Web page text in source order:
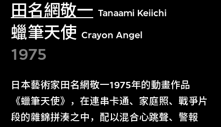
田名網敬一 Tanaami Keiichi
蠟筆天使 Crayon Angel
1975
日本藝術家田名網敬一1975年的動畫作品
《蠟筆天使》，在連串卡通、家庭照、戰爭片
段的雜錦拼湊之中，配以混合心跳聲、警報